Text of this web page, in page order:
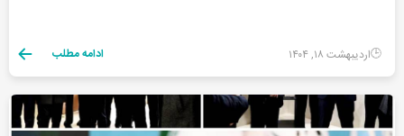
اردیبهشت ۱۸, ۱۴۰۴ ادامه مطلب